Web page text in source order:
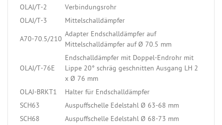
OLAJ/T-2
Verbindungsrohr
OLAJ/T-3
Mittelschalldämpfer
A70-70.5/210
Adapter Endschalldämpfer auf
Mittelschalldämpfer auf Ø 70.5 mm
OLAJ/T-76E
Endschalldämpfer mit Doppel-Endrohr mit
Lippe 20° schräg geschnitten Ausgang LH 2
x Ø 76 mm
OLAJ-BRKT1
Halter für Endschalldämpfer
SCH63
Auspuffschelle Edelstahl Ø 63-68 mm
SCH68
Auspuffschelle Edelstahl Ø 68-73 mm